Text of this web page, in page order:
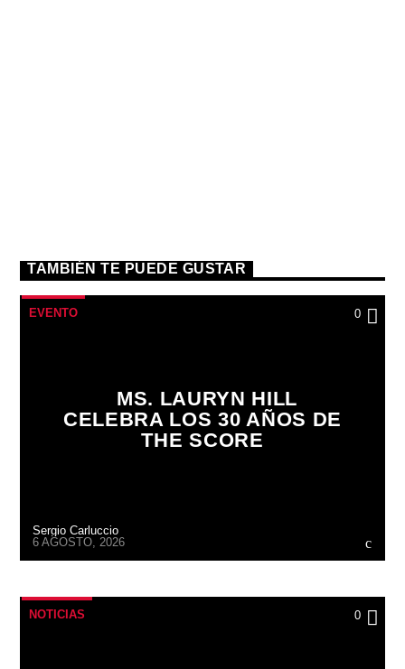
TAMBIÉN TE PUEDE GUSTAR
EVENTO 0
MS. LAURYN HILL
CELEBRA LOS 30 AÑOS DE
THE SCORE
Sergio Carluccio
6 AGOSTO, 2026
NOTICIAS 0